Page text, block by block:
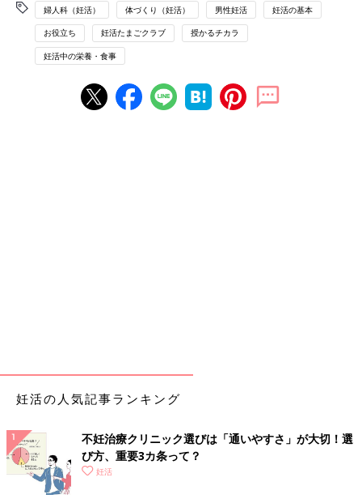
婦人科（妊活） 体づくり（妊活） 男性妊活 妊活の基本
お役立ち 妊活たまごクラブ 授かるチカラ
妊活中の栄養・食事
妊活の人気記事ランキング
不妊治療クリニック選びは「通いやすさ」が大切！選
び方、重要3カ条って？
妊活